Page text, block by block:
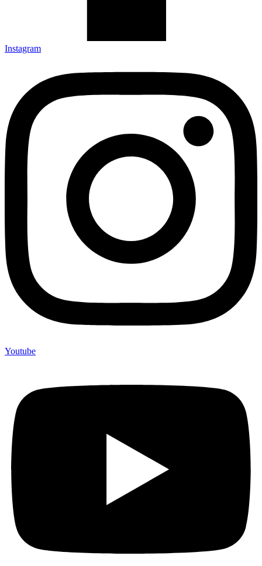
Instagram
Youtube